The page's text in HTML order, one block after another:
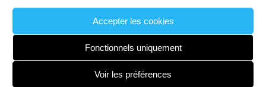
Accepter les cookies
Fonctionnels uniquement
Voir les préférences
NOUS CONTACTER
LÉGALES
POLITIQUE DE COOKIES
CONDITIONS
GÉNÉRALES